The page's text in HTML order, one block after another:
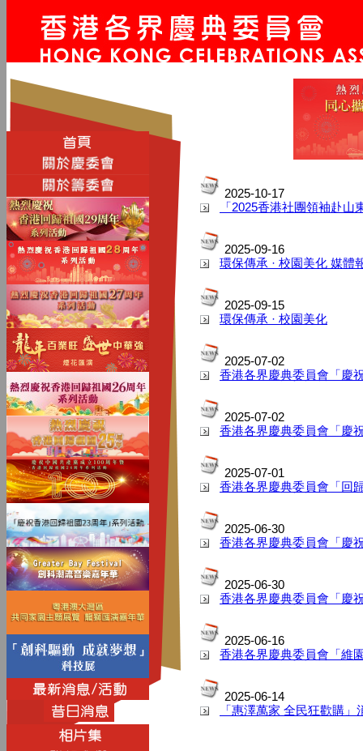
2025-10-17
「2025香港社團領袖赴山
2025-09-16
環保傳承 · 校園美化 媒體
2025-09-15
環保傳承 · 校園美化
2025-07-02
香港各界慶典委員會「慶
2025-07-02
香港各界慶典委員會「慶
2025-07-01
香港各界慶典委員會「回
2025-06-30
香港各界慶典委員會「慶
2025-06-30
香港各界慶典委員會「慶
2025-06-16
香港各界慶典委員會「維
2025-06-14
「惠澤萬家 全民狂歡購」